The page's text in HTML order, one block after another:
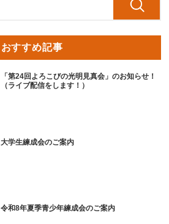
おすすめ記事
「第24回よろこびの光明見真会」のお知らせ！
（ライブ配信をします！）
大学生練成会のご案内
令和8年夏季青少年練成会のご案内